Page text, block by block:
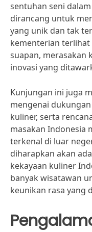
sentuhan seni
dirancang untuk
yang unik dan tak
kementerian
suapan, merasakan
inovasi yang
Kunjungan ini juga
mengenai
kuliner, serta
masakan Indonesia
terkenal di luar
diharapkan akan
kekayaan kuliner
banyak wisatawan
keunikan rasa yang